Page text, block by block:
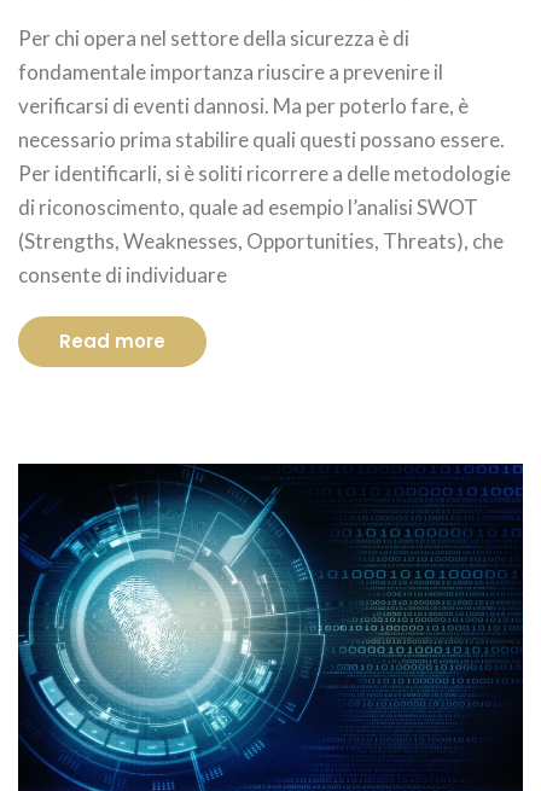
Per chi opera nel settore della sicurezza è di
fondamentale importanza riuscire a prevenire il
verificarsi di eventi dannosi. Ma per poterlo fare, è
necessario prima stabilire quali questi possano essere.
Per identificarli, si è soliti ricorrere a delle metodologie
di riconoscimento, quale ad esempio l’analisi SWOT
(Strengths, Weaknesses, Opportunities, Threats), che
consente di individuare
Read more